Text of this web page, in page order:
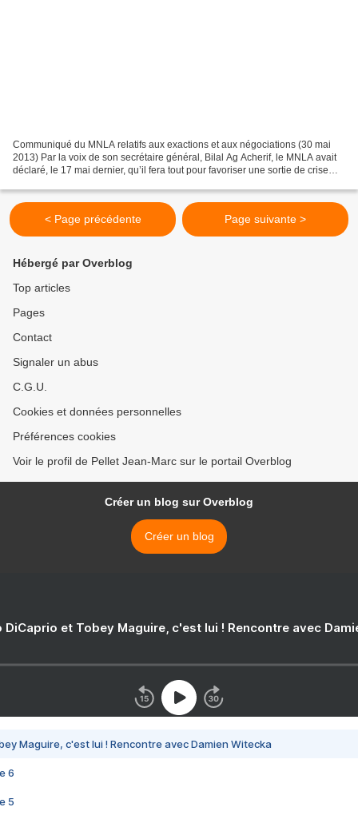
Communiqué du MNLA relatifs aux exactions et aux négociations (30 mai
2013) Par la voix de son secrétaire général, Bilal Ag Acherif, le MNLA avait
déclaré, le 17 mai dernier, qu’il fera tout pour favoriser une sortie de crise
< Page précédente Page suivante >
Hébergé par Overblog
Top articles
Pages
Contact
Signaler un abus
C.G.U.
Cookies et données personnelles
Préférences cookies
Voir le profil de Pellet Jean-Marc sur le portail Overblog
Créer un blog sur Overblog
Créer un blog
DiCaprio et Tobey Maguire, c'est lui ! Rencontre avec
Maguire, c'est lui ! Rencontre avec Damien Witecka
6
5